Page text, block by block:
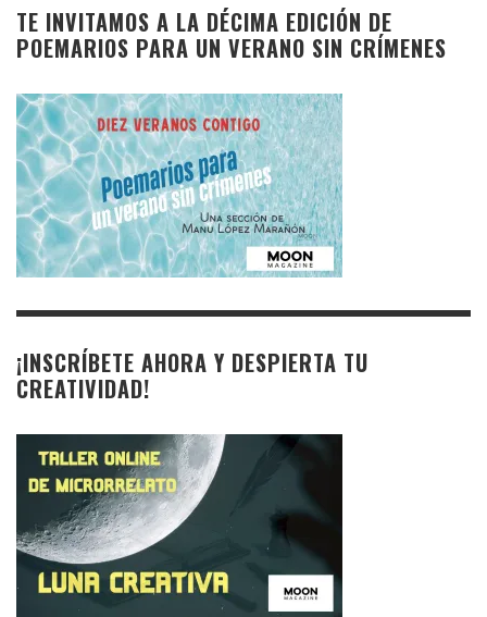
TE INVITAMOS A LA DÉCIMA EDICIÓN DE
POEMARIOS PARA UN VERANO SIN CRÍMENES
¡INSCRÍBETE AHORA Y DESPIERTA TU
CREATIVIDAD!